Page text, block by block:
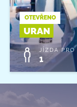
OTEVŘENO
URAN
JÍZDA PRO
1